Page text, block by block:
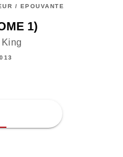
/ EPOUVANTE
1)
King